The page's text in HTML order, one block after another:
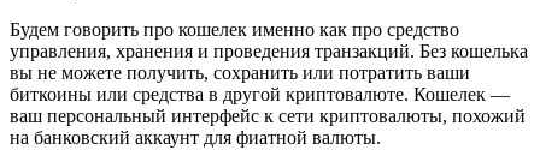
Будем говорить про кошелек именно как про средство
управления, хранения и проведения транзакций. Без кошелька
вы не можете получить, сохранить или потратить ваши
биткоины или средства в другой криптовалюте. Кошелек —
ваш персональный интерфейс к сети криптовалюты, похожий
на банковский аккаунт для фиатной валюты.